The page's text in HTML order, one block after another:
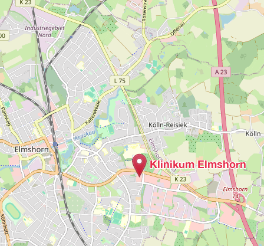
Klinikum Elmshorn